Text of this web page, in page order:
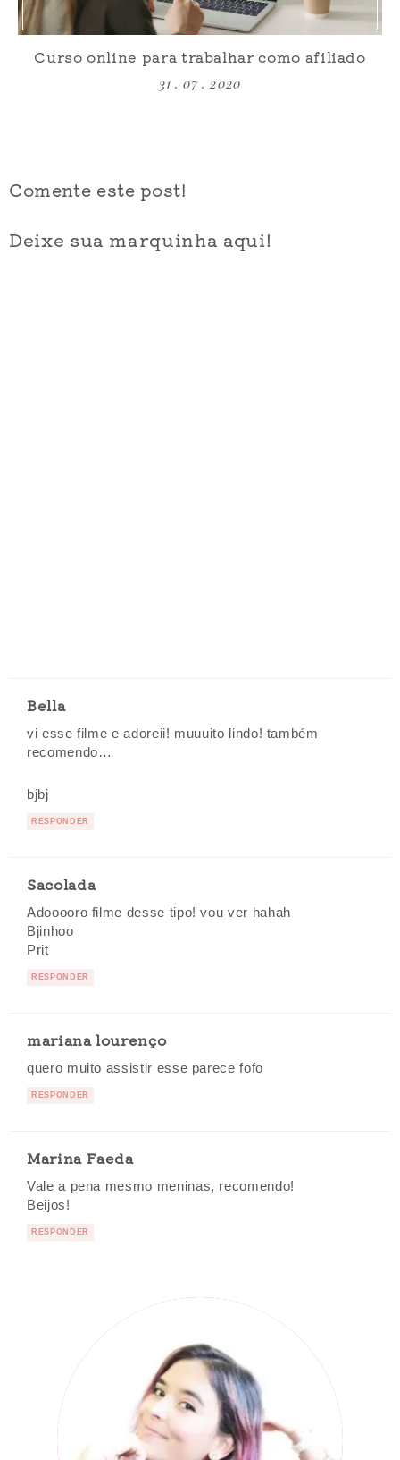
Curso online para trabalhar como afiliado
31 . 07 . 2020
Comente este post!
Deixe sua marquinha aqui!
Bella
vi esse filme e adoreii! muuuito lindo! também
recomendo…
bjbj
RESPONDER
Sacolada
Adooooro filme desse tipo! vou ver hahah
Bjinhoo
Prit
RESPONDER
mariana lourenço
quero muito assistir esse parece fofo
RESPONDER
Marina Faeda
Vale a pena mesmo meninas, recomendo!
Beijos!
RESPONDER